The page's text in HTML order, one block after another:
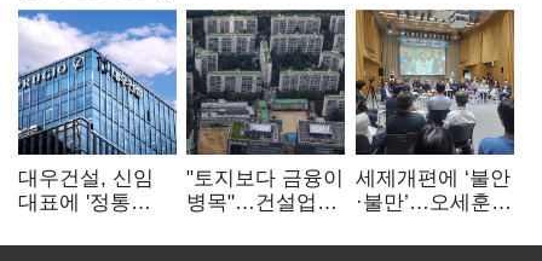
대우건설, 신임
대표에 '정통
부사장 내정
"토지보다 금융이
병목"…건설업계,
해소 목소리
세제개편에 ‘불안
·불만’…오세훈
더 힘들어질 것"